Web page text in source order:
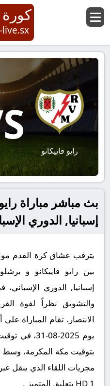
رايو فاييكانو
بث مباشر مباراة
إسبانيا, الدوري
يترقب عشاق كرة القدم
بين رايو فاييكانو و
إسبانيا, الدوري
والتشويق نظراً لقوة
الانتصار. تقام المباراة
بتوقيت مكة المكرمة، وسط
HD 1 بتعليق المتميز .